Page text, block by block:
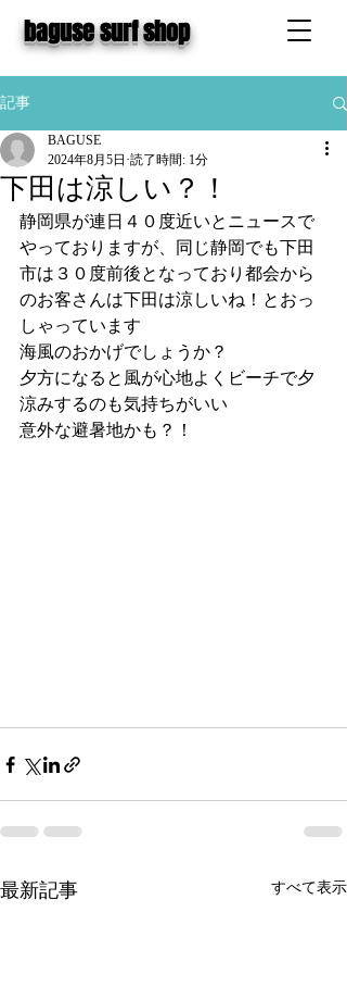
baguse surf shop
記事
下田は涼しい？！
BAGUSE
2024年8月5日 読了時間: 1分
静岡県が連日４０度近いとニュースで
やっておりますが、同じ静岡でも下田
市は３０度前後となっており都会から
のお客さんは下田は涼しいね！とおっ
しゃっています
海風のおかげでしょうか？
夕方になると風が心地よくビーチで夕
涼みするのも気持ちがいい
意外な避暑地かも？！
最新記事 すべて表示